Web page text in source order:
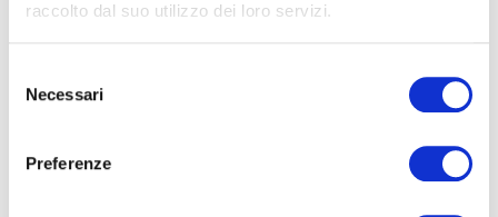
raccolto dal suo utilizzo dei loro servizi.
delNecessari
Preferenzel’elmetto per difendersi dagli